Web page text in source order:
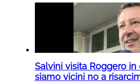
Salvini visita Roggero in
siamo vicini no a